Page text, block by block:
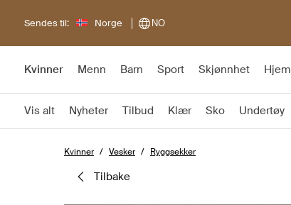
Sendes til: Norge NO
Kvinner Menn Barn Sport Skjønnhet Hjem
Vis alt Nyheter Tilbud Klær Sko Undertøy
Kvinner Vesker Ryggsekker
tilbake